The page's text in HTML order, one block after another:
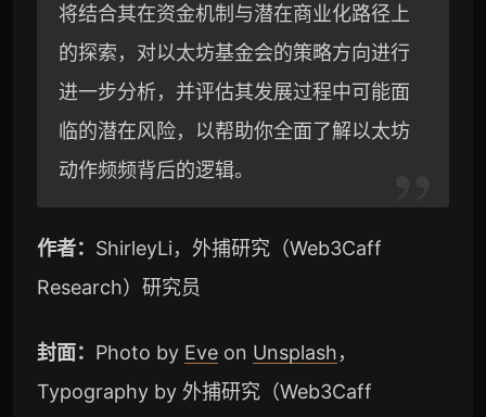
将结合其在资金机制与潜在商业化路径上
的探索，对以太坊基金会的策略方向进行
进一步分析，并评估其发展过程中可能面
临的潜在风险，以帮助你全面了解以太坊
动作频频背后的逻辑。
作者： ShirleyLi，外捕研究（Web3Caff
Research）研究员
封面： Photo by Eve on Unsplash，
Typography by 外捕研究（Web3Caff